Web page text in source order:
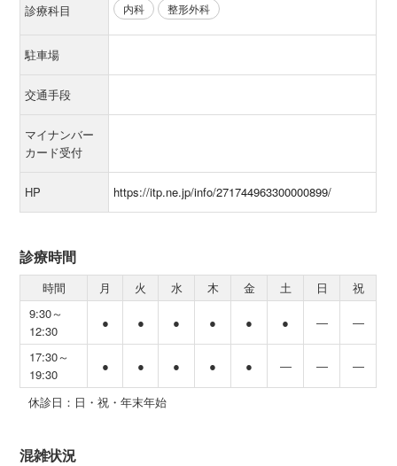
診療科目 内科 整形外科
駐車場
交通手段
マイナンバー
カード受付
HP https://itp.ne.jp/info/271744963300000899/
診療時間
時間 月 火 水 木 金 土 日
祝
9:30～
12:30
● ● ● ● ● ● ― ―
17:30～
19:30
● ● ● ● ● ― ― ―
休診日：日・祝・年末年始
混雑状況